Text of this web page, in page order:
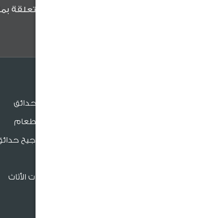
كن أول من يعلم عن آخر الأخبار المتعلقة
جلسات الحدائق
جلسات الطعام
بنش و مراجيح
إكسسوارات الأثاث